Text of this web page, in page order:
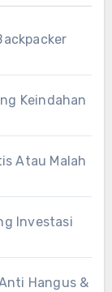
Keindahan
Atau Malah
Investasi
Hangus &